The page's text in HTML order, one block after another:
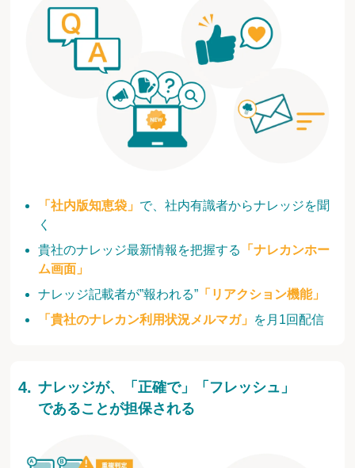
「社内版知恵袋」 で、社内有識者からナレッジを聞
く
貴社のナレッジ最新情報を把握する
「ナレカンホー
ム画面」
ナレッジ記載者が”報われる” 「リアクション機能」
「貴社のナレカン利用状況メルマガ」 を月1回配信
ナレッジが、「正確で」「フレッシュ」
であることが担保される